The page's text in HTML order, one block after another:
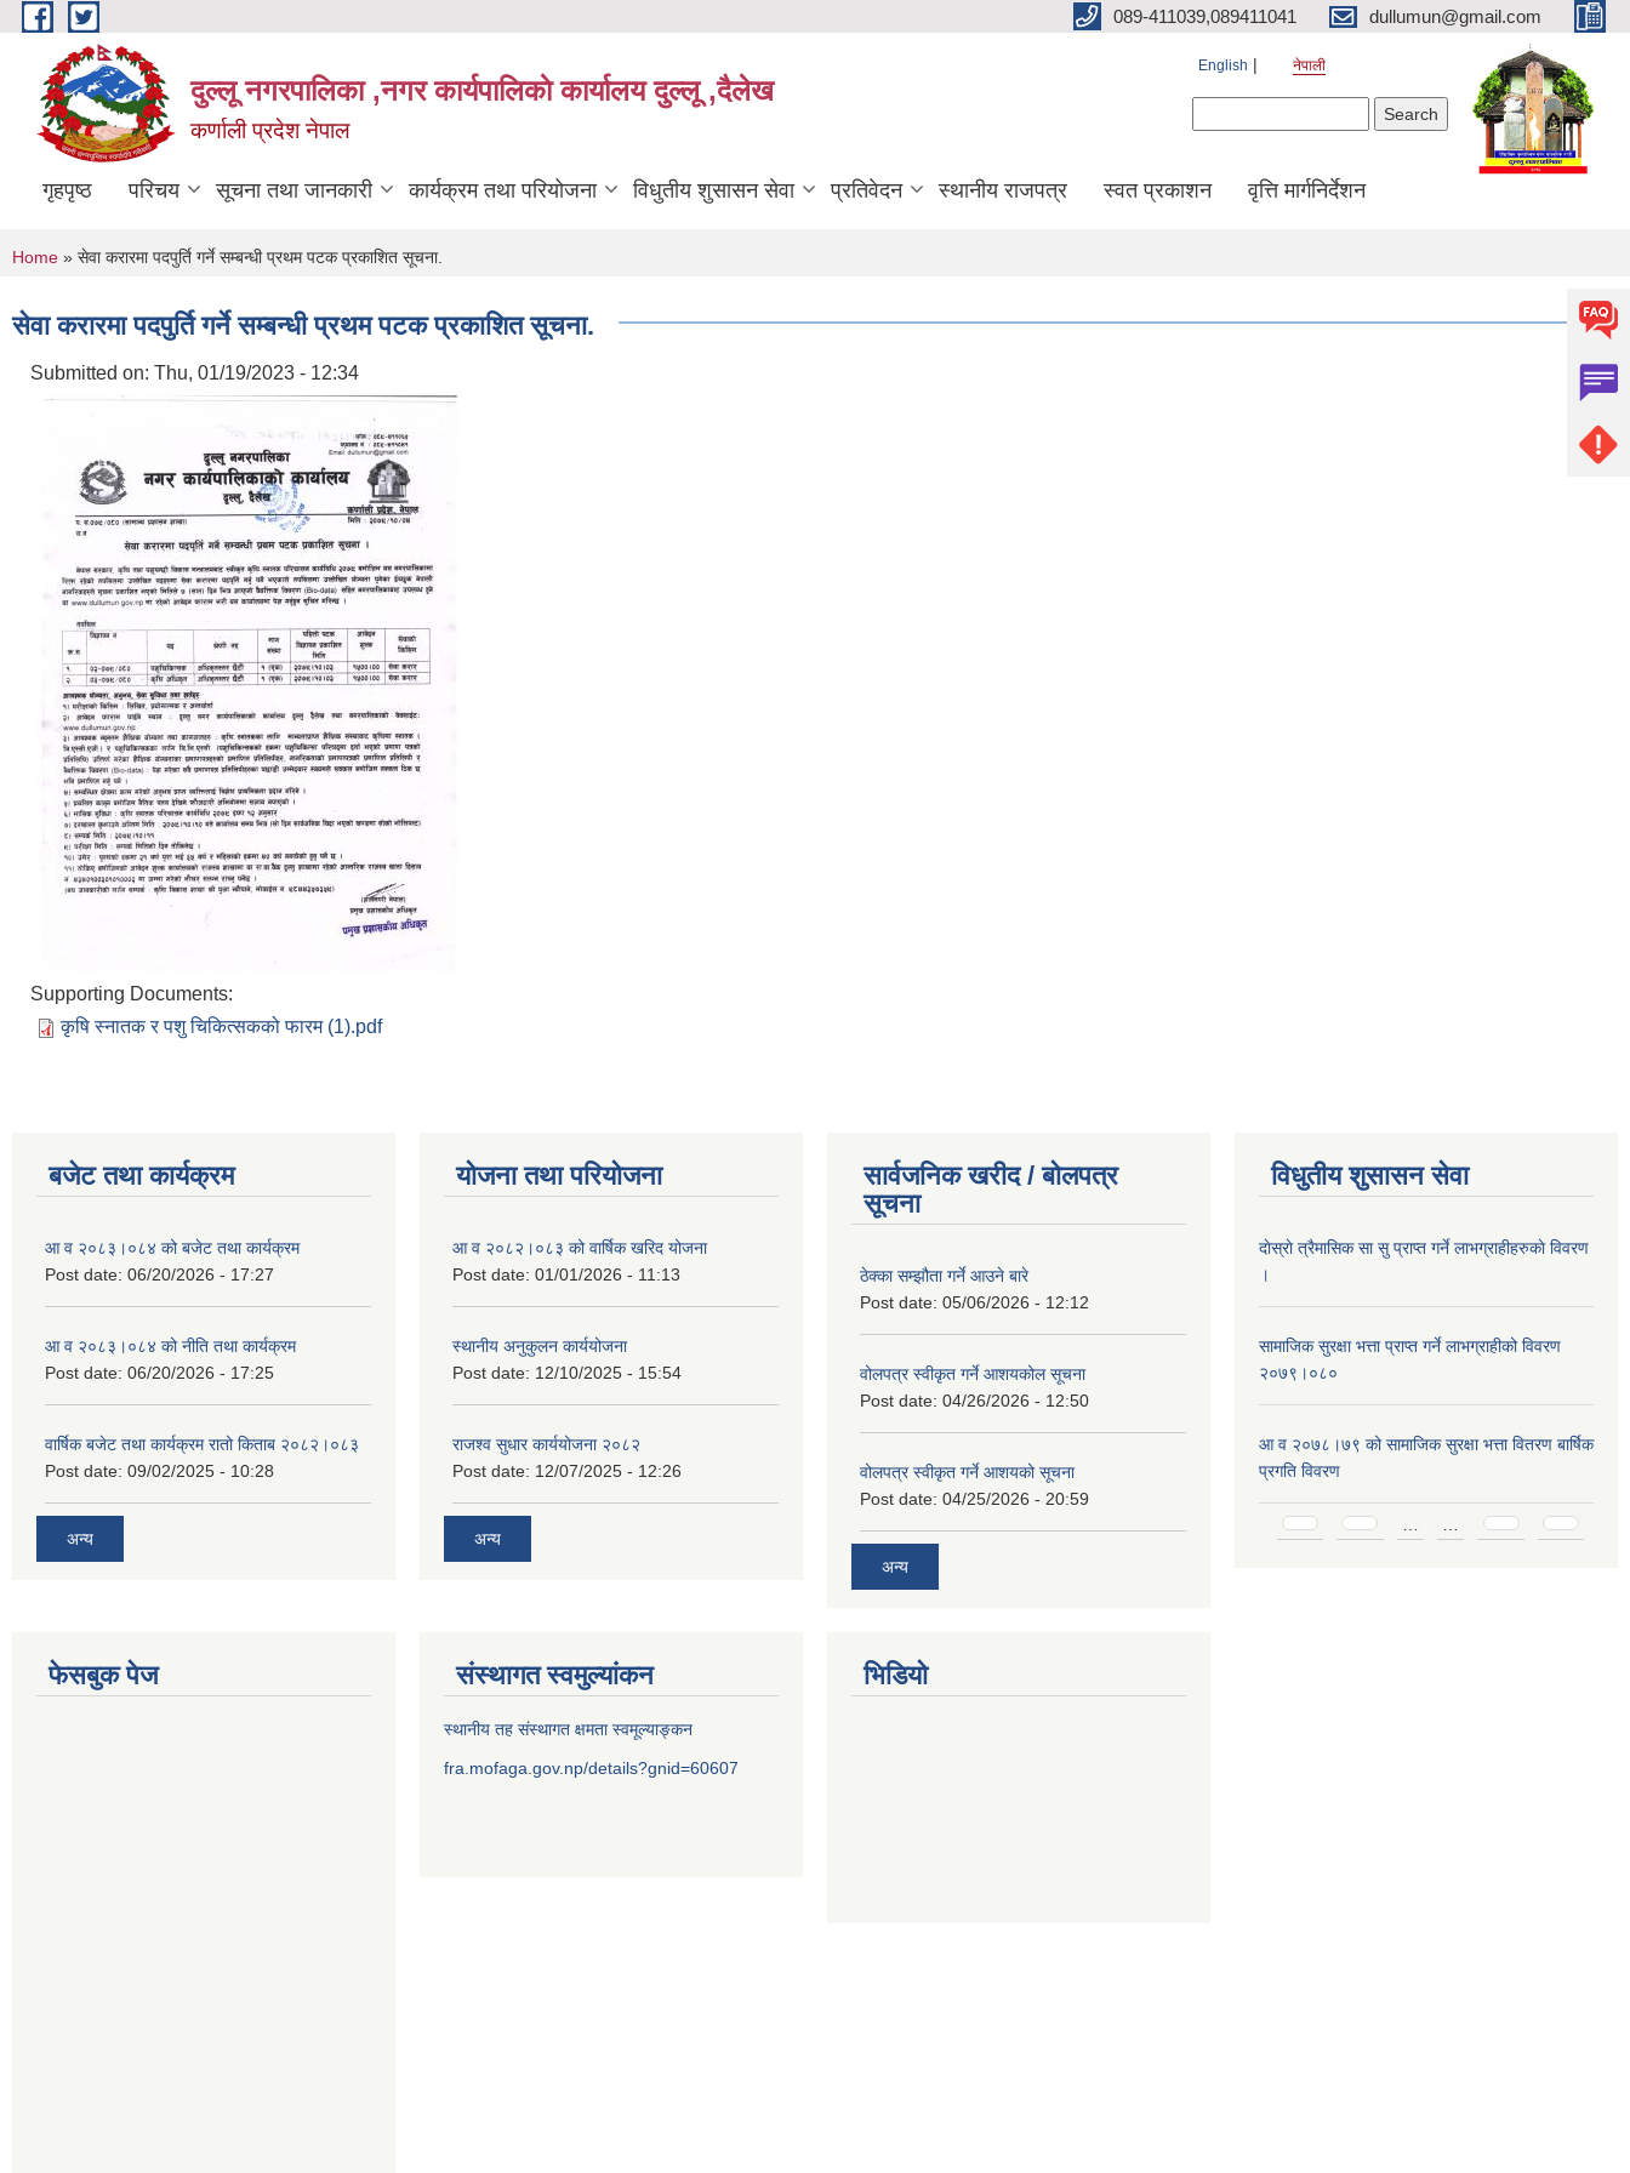
Skip to main content 089-411039,089411041 dullumun@gmail.com
दुल्लू नगरपालिका ,नगर कार्यपालिकाे कार्यालय दुल्लू ,दैलेख
कर्णाली प्रदेश नेपाल
English नेपाली
गृहपृष्ठ परिचय सूचना तथा जानकारी कार्यक्रम तथा परियोजना विधुतीय शुसासन सेवा प्रतिवेदन स्थानीय राजपत्र स्वत प्रकाशन वृत्ति मार्गनिर्देशन
You are here
Home » सेवा करारमा पदपुर्ति गर्ने सम्बन्धी प्रथम पटक प्रकाशित सूचना.
सेवा करारमा पदपुर्ति गर्ने सम्बन्धी प्रथम पटक प्रकाशित सूचना.
Submitted on: Thu, 01/19/2023 - 12:34
Supporting Documents:
कृषि स्नातक र पशु चिकित्सकको फारम (1).pdf
बजेट तथा कार्यक्रम
आ व २०८३।०८४ को बजेट तथा कार्यक्रम
Post date: 06/20/2026 - 17:27
आ व २०८३।०८४ को नीति तथा कार्यक्रम
Post date: 06/20/2026 - 17:25
वार्षिक बजेट तथा कार्यक्रम रातो किताब २०८२।०८३
Post date: 09/02/2025 - 10:28
अन्य
योजना तथा परियोजना
आ व २०८२।०८३ को वार्षिक खरिद योजना
Post date: 01/01/2026 - 11:13
स्थानीय अनुकुलन कार्ययोजना
Post date: 12/10/2025 - 15:54
राजश्व सुधार कार्ययोजना २०८२
Post date: 12/07/2025 - 12:26
अन्य
सार्वजनिक खरीद / बोलपत्र
सूचना
ठेक्का सम्झौता गर्ने आउने बारे
Post date: 05/06/2026 - 12:12
वोलपत्र स्वीकृत गर्ने आशयकोल सूचना
Post date: 04/26/2026 - 12:50
वोलपत्र स्वीकृत गर्ने आशयको सूचना
Post date: 04/25/2026 - 20:59
अन्य
विधुतीय शुसासन सेवा
दाेस्राे त्रैमासिक सा सु प्राप्त गर्ने लाभग्राहीहरुकाे विवरण
।
सामाजिक सुरक्षा भत्ता प्राप्त गर्ने लाभग्राहीको विवरण
२०७९।०८०
आ व २०७८।७९ को सामाजिक सुरक्षा भत्ता वितरण बार्षिक
प्रगति विवरण
Pages
फेसबुक पेज संस्थागत स्वमुल्यांकन
स्थानीय तह संस्थागत क्षमता स्वमूल्याङ्कन
fra.mofaga.gov.np/details?gnid=60607
भिडियो